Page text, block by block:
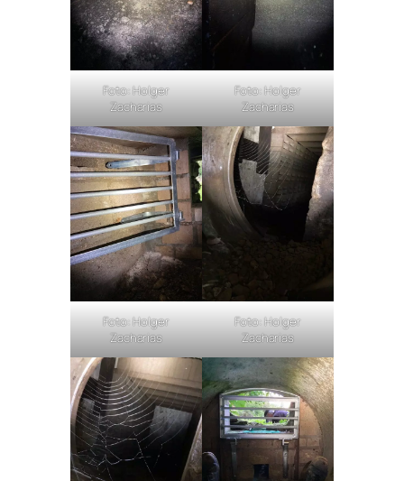
Foto: Holger
Zacharias
Foto: Holger
Zacharias
Foto: Holger
Zacharias
Foto: Holger
Zacharias